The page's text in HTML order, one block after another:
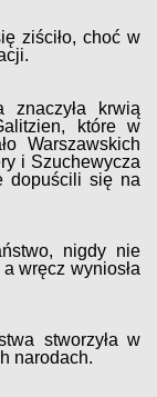
ziściło, choć w
znaczyła krwią
które w
Warszawskich
i Szuchewycza
dopuścili się na
nigdy nie
wręcz wyniosła
stworzyła w
narodach.